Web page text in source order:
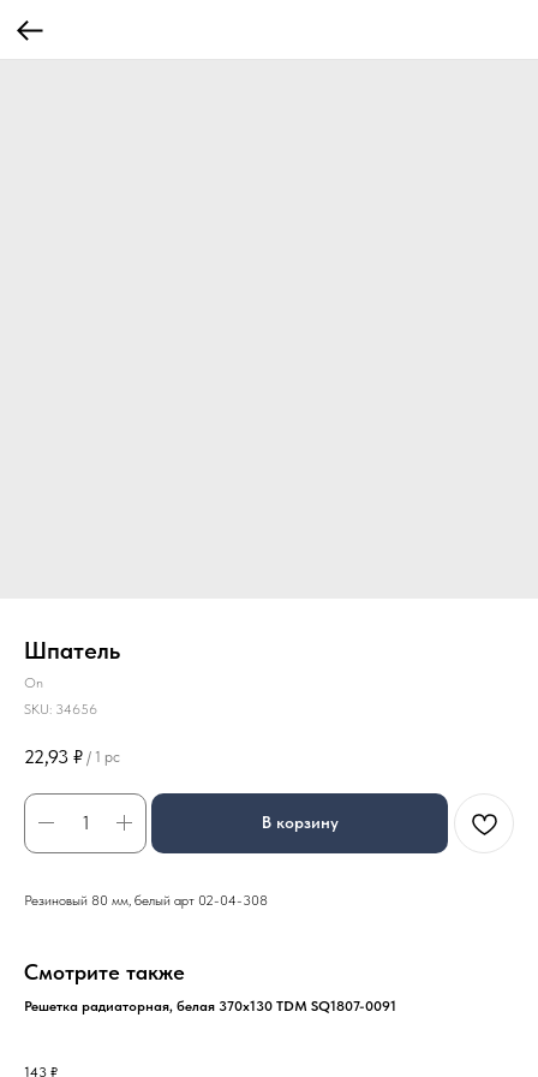
Шпатель
On
SKU: 34656
22,93 ₽ / 1 pc
В корзину
Резиновый 80 мм, белый арт 02-04-308
Смотрите также
Решетка радиаторная, белая 370х130 TDM SQ1807-0091
143 ₽